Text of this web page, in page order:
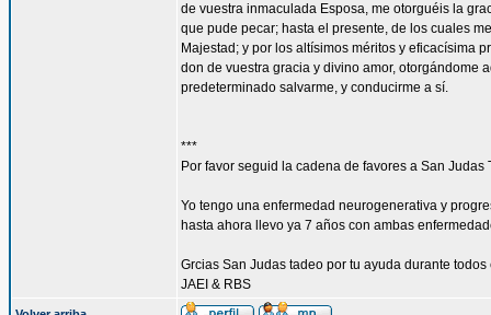
de vuestra inmaculada Esposa, me otorguéis la
que pude pecar; hasta el presente, de los cuales
Majestad; y por los altísimos méritos y eficacísima
don de vuestra gracia y divino amor, otorgándome
predeterminado salvarme, y conducirme a sí.
***
Por favor seguid la cadena de favores a San
Yo tengo una enfermedad neurogenerativa y
hasta ahora llevo ya 7 años con ambas
Grcias San Judas tadeo por tu ayuda durante todos
JAEI & RBS